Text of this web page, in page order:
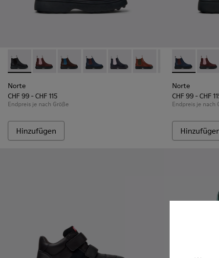
Norte - K900149-001 - Schwarze Lederstiefeletten für Kinder.
Norte - K900149-026
Norte - K900149-025 - Braune
Norte - K900149-024 - Blaue
Norte - K900149-023
Norte - K900149-022 -
Norte -Norte -
Norte
CHF 99 - CHF 115
Endpreis je nach Größe
Hinzufügen
Norte -
Norte
CHF 99 - CHF
Endpreis je nach